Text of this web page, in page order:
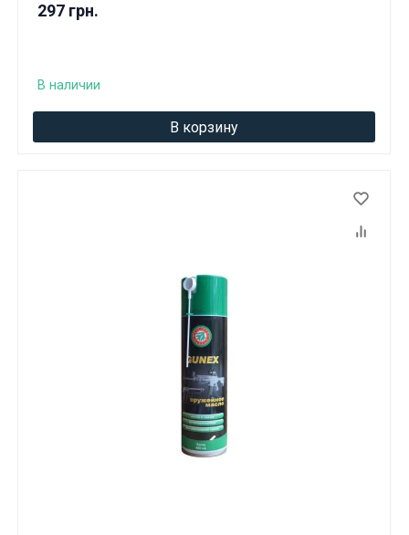
297 грн.
В наличии
В корзину